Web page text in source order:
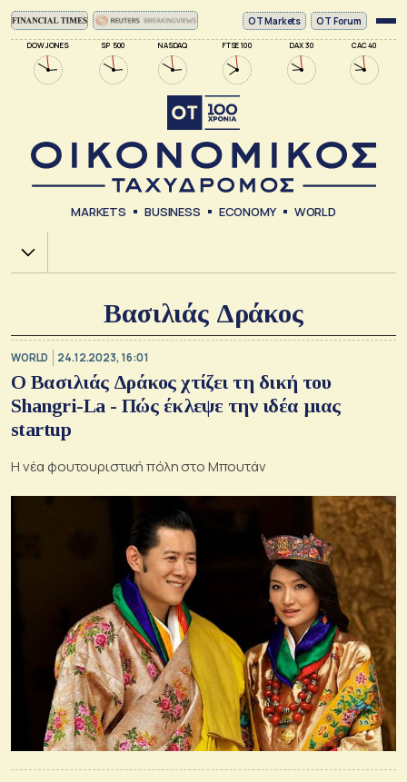
DOW JONES SP 500 NASDAQ FTSE 100 DAX 30 CAC 40
ΟΤ Markets OT Forum
MARKETS BUSINESS ECONOMY WORLD
Χ.Α.
Βασιλιάς Δράκος
WORLD 24.12.2023, 16:01
O Βασιλιάς Δράκος χτίζει τη δική του
Shangri-La - Πώς έκλεψε την ιδέα μιας
startup
H νέα φουτουριστική πόλη στο Μπουτάν